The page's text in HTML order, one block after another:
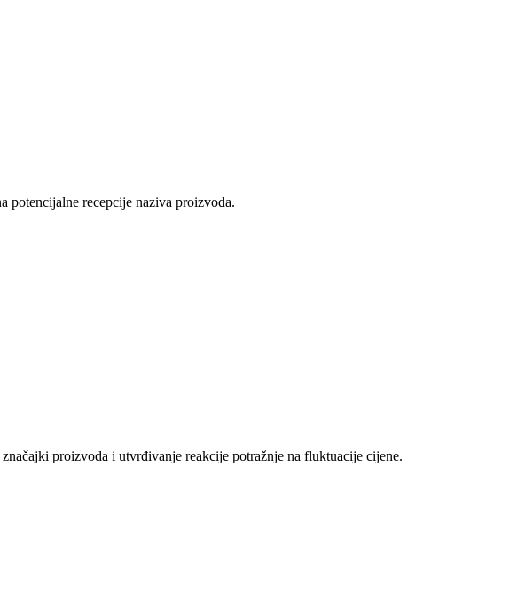
potencijalne recepcije naziva proizvoda.
proizvoda i utvrđivanje reakcije potražnje na fluktuacije cijene.